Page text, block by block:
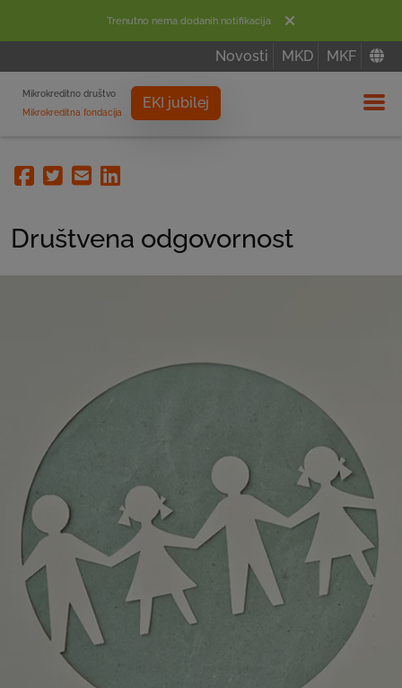
Trenutno nema dodanih notifikacija
Novosti MKD MKF
Mikrokreditno društvo
Mikrokreditna fondacija
EKI jubilej
Facebook
TwitterEmailLinkedin
Društvena odgovornost